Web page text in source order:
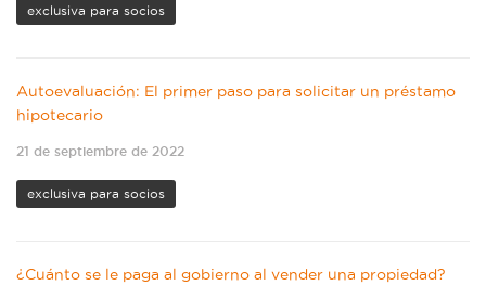
exclusiva para socios
Autoevaluación: El primer paso para solicitar un préstamo
hipotecario
21 de septiembre de 2022
exclusiva para socios
¿Cuánto se le paga al gobierno al vender una propiedad?